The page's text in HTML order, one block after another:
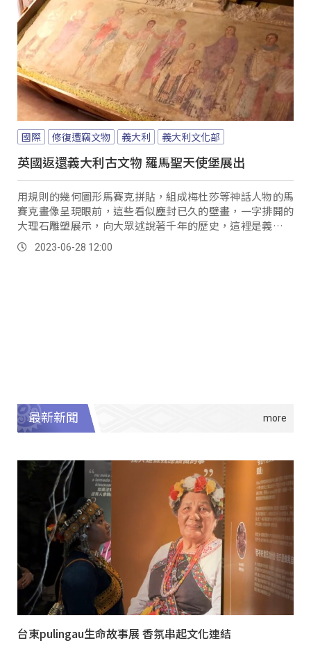
國際 修復遭竊文物 義大利 義大利文化部
英國返還義大利古文物 羅馬聖天使堡展出
用規則的幾何圖形馬賽克拼貼，組成梅杜莎等神話人物的馬
賽克畫像呈現眼前，這些看似塵封已久的壁畫，一字排開的
大理石雕塑展示，向大眾述說著千年的歷史，這裡是義大利
羅馬的聖天使堡，由義大利文化部和文化遺產保護憲兵局主
辦，在5月31日展出從英國倫敦返還的失竊古文物。
2023-06-28 12:00
最新新聞
台東pulingau生命故事展 香氛串起文化連結